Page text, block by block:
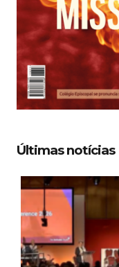
Últimas notícias